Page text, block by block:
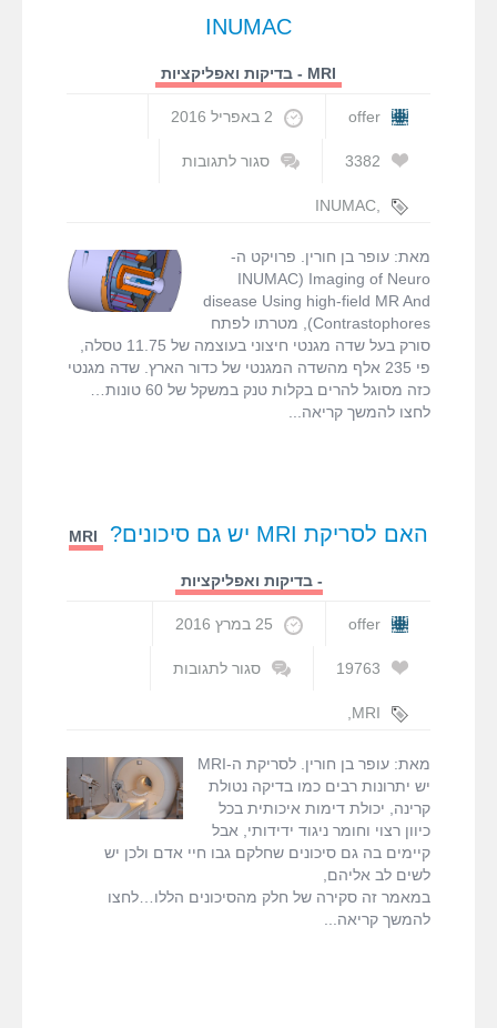
INUMAC
MRI - בדיקות ואפליקציות
offer 2 באפריל 2016
3382
סגור לתגובות
בעולם
–
פרויקט
INUMAC
המדריך המלא,
עופר בן חורין
מאת: עופר בן חורין. פרויקט ה-
INUMAC) Imaging of Neuro
disease Using high-field MR And
Contrastophores), מטרתו לפתח
סורק בעל שדה מגנטי חיצוני בעוצמה של 11.75 טסלה,
פי 235 אלף מהשדה המגנטי של כדור הארץ. שדה מגנטי
כזה מסוגל להרים בקלות טנק במשקל של 60 טונות…
לחצו להמשך קריאה
האם לסריקת MRI יש גם סיכונים? MRI
- בדיקות ואפליקציות
offer 25 במרץ 2016
19763
סגור לתגובות
MRI
MRI
גירוי עצבי היקפי
הימשכות חפצים
לכיוון המגנט,
סיכונים ב-MRI
,
עופר בן חורין
מאת: עופר בן חורין. לסריקת ה-MRI
יש יתרונות רבים כמו בדיקה נטולת
קרינה, יכולת דימות איכותית בכל
כיוון רצוי וחומר ניגוד ידידותי, אבל
קיימים בה גם סיכונים שחלקם גבו חיי אדם ולכן יש
לשים לב אליהם,
במאמר זה סקירה של חלק מהסיכונים הללו…לחצו
להמשך קריאה